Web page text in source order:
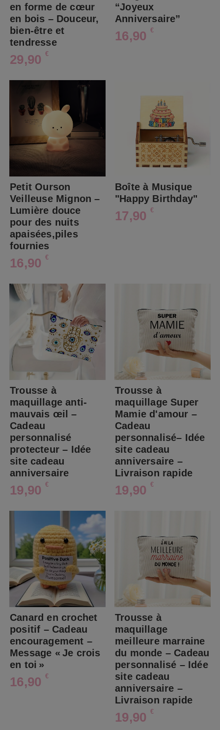
en forme de cœur
en bois – Douceur,
bien-être et
tendresse
29,90 €
“Joyeux
Anniversaire”
16,90 €
Petit Ourson
Veilleuse Mignon –
Lumière douce
pour des nuits
apaisées,piles
fournies
16,90 €
Boîte à Musique
"Happy Birthday"
17,90 €
Trousse à
maquillage anti-
mauvais œil –
Cadeau
personnalisé
protecteur – Idée
site cadeau
anniversaire
19,90 €
Trousse à
maquillage Super
Mamie d'amour –
Cadeau
personnalisé– Idée
site cadeau
anniversaire –
Livraison rapide
19,90 €
Canard en crochet
positif – Cadeau
encouragement –
Message « Je crois
en toi »
16,90 €
Trousse à
maquillage
meilleure marraine
du monde – Cadeau
personnalisé – Idée
site cadeau
anniversaire –
Livraison rapide
19,90 €